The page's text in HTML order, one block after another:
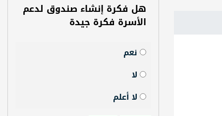
هل فكرة إنشاء صندوق لدعم
الأسرة فكرة جيدة
نعم
لا
لا أعلم